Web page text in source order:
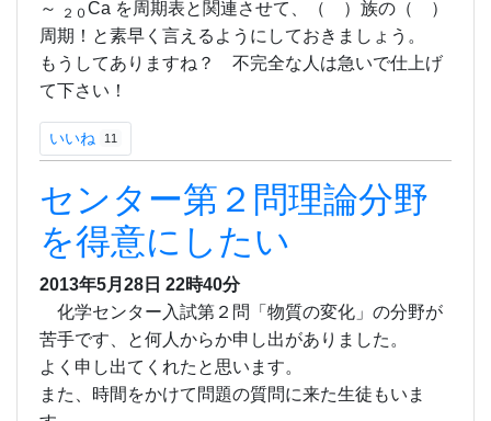
～ ２０ Ca を周期表と関連させて、（ ）族の（ ）
周期！と素早く言えるようにしておきましょう。
もうしてありますね？ 不完全な人は急いで仕上げ
て下さい！
いいね 11
センター第２問理論分野
を得意にしたい
2013年5月28日 22時40分
化学センター入試第２問「物質の変化」の分野が
苦手です、と何人からか申し出がありました。
よく申し出てくれたと思います。
また、時間をかけて問題の質問に来た生徒もいま